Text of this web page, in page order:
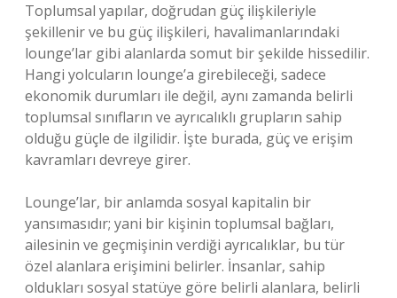
Toplumsal yapılar, doğrudan güç ilişkileriyle
şekillenir ve bu güç ilişkileri, havalimanlarındaki
lounge’lar gibi alanlarda somut bir şekilde hissedilir.
Hangi yolcuların lounge’a girebileceği, sadece
ekonomik durumları ile değil, aynı zamanda belirli
toplumsal sınıfların ve ayrıcalıklı grupların sahip
olduğu güçle de ilgilidir. İşte burada, güç ve erişim
kavramları devreye girer.
Lounge’lar, bir anlamda sosyal kapitalin bir
yansımasıdır; yani bir kişinin toplumsal bağları,
ailesinin ve geçmişinin verdiği ayrıcalıklar, bu tür
özel alanlara erişimini belirler. İnsanlar, sahip
oldukları sosyal statüye göre belirli alanlara, belirli